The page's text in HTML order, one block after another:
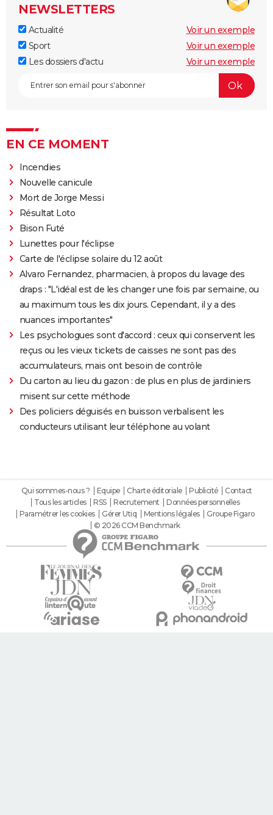
NEWSLETTERS
Actualité
Voir un exemple
Sport
Voir un exemple
Les dossiers d'actu
Voir un exemple
EN CE MOMENT
Incendies
Nouvelle canicule
Mort de Jorge Messi
Résultat Loto
Bison Futé
Lunettes pour l'éclipse
Carte de l'éclipse solaire du 12 août
Alvaro Fernandez, pharmacien, à propos du lavage des
draps : "L'idéal est de les changer une fois par semaine, ou
au maximum tous les dix jours. Cependant, il y a des
nuances importantes"
Les psychologues sont d'accord : ceux qui conservent les
reçus ou les vieux tickets de caisses ne sont pas des
accumulateurs, mais ont besoin de contrôle
Du carton au lieu du gazon : de plus en plus de jardiniers
misent sur cette méthode
Des policiers déguisés en buisson verbalisent les
conducteurs utilisant leur téléphone au volant
Qui sommes-nous ? Equipe Charte éditoriale Publicité
Contact
Tous les articles
RSS Recrutement
Données personnelles
Paramétrer les cookies
Gérer Utiq Mentions légales
Groupe Figaro
© 2026 CCM Benchmark